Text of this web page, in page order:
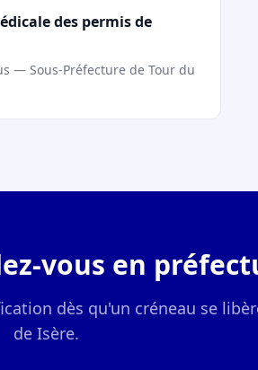
des permis de
— Sous-Préfecture de Tour du
vous en
dès qu'un créneau se
de Isère.